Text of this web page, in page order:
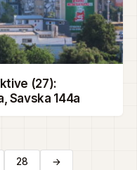
(27):
Savska 144a
28 →